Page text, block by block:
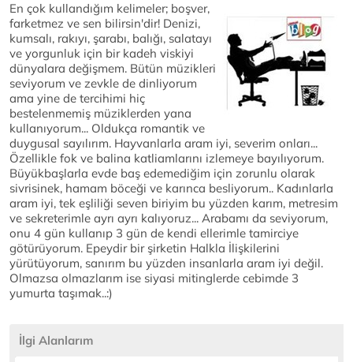
En çok kullandığım kelimeler; boşver,
farketmez ve sen bilirsin'dir! Denizi,
kumsalı, rakıyı, şarabı, balığı, salatayı
ve yorgunluk için bir kadeh viskiyi
dünyalara değişmem. Bütün müzikleri
seviyorum ve zevkle de dinliyorum
ama yine de tercihimi hiç
bestelenmemiş müziklerden yana
kullanıyorum... Oldukça romantik ve
duygusal sayılırım. Hayvanlarla aram iyi, severim onları...
Özellikle fok ve balina katliamlarını izlemeye bayılıyorum.
Büyükbaşlarla evde baş edemediğim için zorunlu olarak
sivrisinek, hamam böceği ve karınca besliyorum.. Kadınlarla
aram iyi, tek eşliliği seven biriyim bu yüzden karım, metresim
ve sekreterimle ayrı ayrı kalıyoruz... Arabamı da seviyorum,
onu 4 gün kullanıp 3 gün de kendi ellerimle tamirciye
götürüyorum. Epeydir bir şirketin Halkla İlişkilerini
yürütüyorum, sanırım bu yüzden insanlarla aram iyi değil.
Olmazsa olmazlarım ise siyasi mitinglerde cebimde 3
yumurta taşımak..:)
İlgi Alanlarım